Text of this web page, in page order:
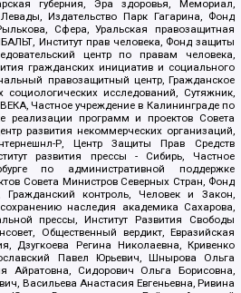
губерния, Эра здоровья, Мемориал,
Издательство Парк Гагарина, Фонд
Сфера, Уральская правозащитная
Институт прав человека, Фонд защиты
центр по правам человека,
гражданских инициатив и социального
правозащитный центр, Гражданское
социологических исследований, Сутяжник,
Частное учреждение в Калининграде по
реализации программ и проектов Совета
развития некоммерческих организаций,
Р, Центр Защиты Прав Средств
развития прессы - Сибирь, Частное
по административной поддержке
Совета Министров Северных Стран, Фонд
контроль, Человек и Закон,
наследия академика Сахарова,
прессы, Институт Развития Свободы
Общественный вердикт, Евразийская
Дзугкоева Регина Николаевна, Кривенко
Павел Юрьевич, Шнырова Ольга
Айратовна, Сидорович Ольга Борисовна,
Васильева Анастасия Евгеньевна, Ривина